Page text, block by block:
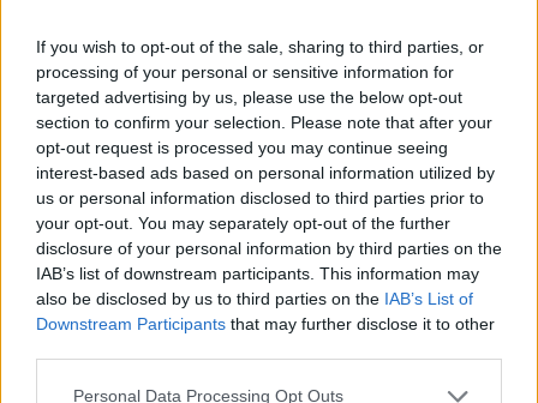
If you wish to opt-out of the sale, sharing to third parties, or
processing of your personal or sensitive information for
targeted advertising by us, please use the below opt-out
section to confirm your selection. Please note that after your
opt-out request is processed you may continue seeing
interest-based ads based on personal information utilized by
us or personal information disclosed to third parties prior to
your opt-out. You may separately opt-out of the further
disclosure of your personal information by third parties on the
IAB’s list of downstream participants. This information may
also be disclosed by us to third parties on the IAB’s List of
Downstream Participants that may further disclose it to other
Personal Data Processing Opt Outs
♥2 lime i skiver
♥noen friske mynteblader
♥isbiter
Fremgangsmåte
Kok opp vannet og tilsett tebladene (eller teposene) og
myntebladene. La teen og myntebladene trekke i det
varme vannet i 15 minutter. Tilsett også sukkeret og rør
litt så det løser seg opp i det varme vannet.